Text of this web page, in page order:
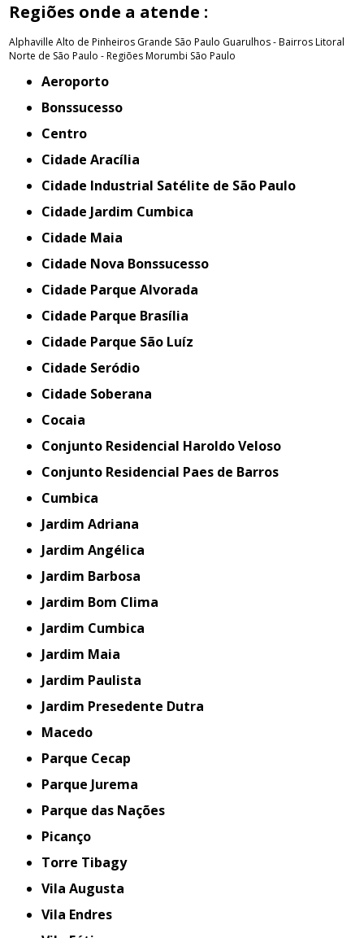
Regiões onde a atende :
Alphaville Alto de Pinheiros Grande São Paulo Guarulhos - BairrosLitoral
Norte de São Paulo - RegiõesMorumbi São Paulo
Aeroporto
Bonssucesso
Centro
Cidade Aracília
Cidade Industrial Satélite de São Paulo
Cidade Jardim Cumbica
Cidade Maia
Cidade Nova Bonssucesso
Cidade Parque Alvorada
Cidade Parque Brasília
Cidade Parque São Luíz
Cidade Seródio
Cidade Soberana
Cocaia
Conjunto Residencial Haroldo Veloso
Conjunto Residencial Paes de Barros
Cumbica
Jardim Adriana
Jardim Angélica
Jardim Barbosa
Jardim Bom Clima
Jardim Cumbica
Jardim Maia
Jardim Paulista
Jardim Presedente Dutra
Macedo
Parque Cecap
Parque Jurema
Parque das Nações
Picanço
Torre Tibagy
Vila Augusta
Vila Endres